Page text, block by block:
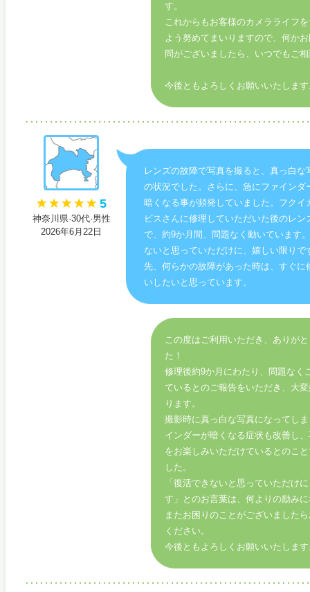
す。
これからもお客様のカメラライフ
よう努めてまいりますので、何か
問がございましたら、いつでもご
今後ともよろしくお願いいたしま
5
神奈川県·30代·男性
2026年6月22日
レンズの故障で写真を撮ると、真っ白な
の状況でした。さらに、急にファインダ
暗くなる事が頻発していました。フクイ
ビスさんに修理していただいた後のレン
で、約9か月間、問題なく動いています
ないと思っていただけに、嬉しい限りで
先、何らかの故障があった時は、すぐに
いしたいと思っています。
この度はご利用いただき、ありが
た！
修理後約9か月にわたり、問題なく
ているとのご報告をいただき、大
ります。
撮影時に真っ白な写真になってし
インダーが暗くなる症状も改善し
をお楽しみいただけているとのこ
した。
「復活できないと思っていただけ
す」とのお言葉は、何よりの励み
またお困りのことがございました
ください。
今後ともよろしくお願いいたしま